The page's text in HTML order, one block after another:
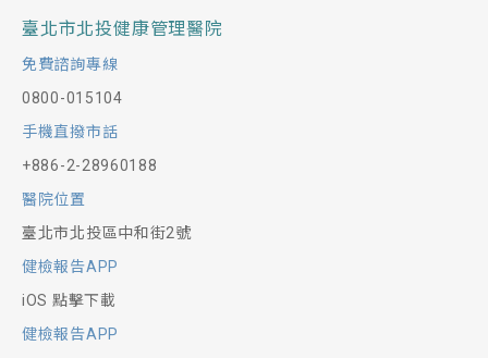
臺北市北投健康管理醫院
免費諮詢專線
0800-015104
手機直撥市話
+886-2-28960188
醫院位置
臺北市北投區中和街2號
健檢報告APP
iOS 點擊下載
健檢報告APP